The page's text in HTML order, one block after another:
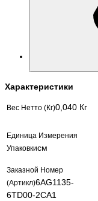
Характеристики
Вес Нетто (Кг)0,040 Кг
Единица Измерения
Упаковкисм
Заказной Номер
(Артикл)6AG1135-
6TD00-2CA1